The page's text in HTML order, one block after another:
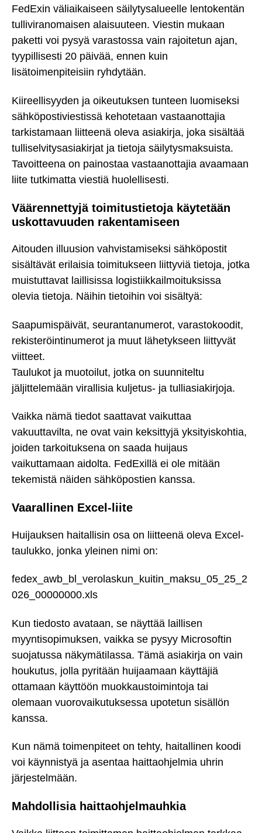
FedExin väliaikaiseen säilytysalueelle lentokentän
tulliviranomaisen alaisuuteen. Viestin mukaan
paketti voi pysyä varastossa vain rajoitetun ajan,
tyypillisesti 20 päivää, ennen kuin
lisätoimenpiteisiin ryhdytään.
Kiireellisyyden ja oikeutuksen tunteen luomiseksi
sähköpostiviestissä kehotetaan vastaanottajia
tarkistamaan liitteenä oleva asiakirja, joka sisältää
tulliselvitysasiakirjat ja tietoja säilytysmaksuista.
Tavoitteena on painostaa vastaanottajia avaamaan
liite tutkimatta viestiä huolellisesti.
Väärennettyjä toimitustietoja käytetään
uskottavuuden rakentamiseen
Aitouden illuusion vahvistamiseksi sähköpostit
sisältävät erilaisia toimitukseen liittyviä tietoja, jotka
muistuttavat laillisissa logistiikkailmoituksissa
olevia tietoja. Näihin tietoihin voi sisältyä:
Saapumispäivät, seurantanumerot, varastokoodit,
rekisteröintinumerot ja muut lähetykseen liittyvät
viitteet.
Taulukot ja muotoilut, jotka on suunniteltu
jäljittelemään virallisia kuljetus- ja tulliasiakirjoja.
Vaikka nämä tiedot saattavat vaikuttaa
vakuuttavilta, ne ovat vain keksittyjä yksityiskohtia,
joiden tarkoituksena on saada huijaus
vaikuttamaan aidolta. FedExillä ei ole mitään
tekemistä näiden sähköpostien kanssa.
Vaarallinen Excel-liite
Huijauksen haitallisin osa on liitteenä oleva Excel-
taulukko, jonka yleinen nimi on:
fedex_awb_bl_verolaskun_kuitin_maksu_05_25_2
026_00000000.xls
Kun tiedosto avataan, se näyttää laillisen
myyntisopimuksen, vaikka se pysyy Microsoftin
suojatussa näkymätilassa. Tämä asiakirja on vain
houkutus, jolla pyritään huijaamaan käyttäjiä
ottamaan käyttöön muokkaustoimintoja tai
olemaan vuorovaikutuksessa upotetun sisällön
kanssa.
Kun nämä toimenpiteet on tehty, haitallinen koodi
voi käynnistyä ja asentaa haittaohjelmia uhrin
järjestelmään.
Mahdollisia haittaohjelmauhkia